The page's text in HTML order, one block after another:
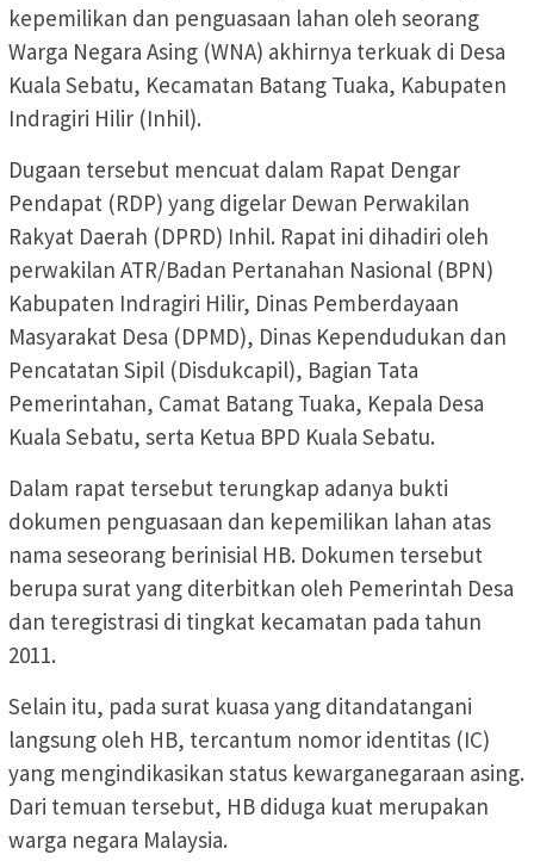
kepemilikan dan penguasaan lahan oleh seorang
Warga Negara Asing (WNA) akhirnya terkuak di Desa
Kuala Sebatu, Kecamatan Batang Tuaka, Kabupaten
Indragiri Hilir (Inhil).
Dugaan tersebut mencuat dalam Rapat Dengar
Pendapat (RDP) yang digelar Dewan Perwakilan
Rakyat Daerah (DPRD) Inhil. Rapat ini dihadiri oleh
perwakilan ATR/Badan Pertanahan Nasional (BPN)
Kabupaten Indragiri Hilir, Dinas Pemberdayaan
Masyarakat Desa (DPMD), Dinas Kependudukan dan
Pencatatan Sipil (Disdukcapil), Bagian Tata
Pemerintahan, Camat Batang Tuaka, Kepala Desa
Kuala Sebatu, serta Ketua BPD Kuala Sebatu.
Dalam rapat tersebut terungkap adanya bukti
dokumen penguasaan dan kepemilikan lahan atas
nama seseorang berinisial HB. Dokumen tersebut
berupa surat yang diterbitkan oleh Pemerintah Desa
dan teregistrasi di tingkat kecamatan pada tahun
2011.
Selain itu, pada surat kuasa yang ditandatangani
langsung oleh HB, tercantum nomor identitas (IC)
yang mengindikasikan status kewarganegaraan asing.
Dari temuan tersebut, HB diduga kuat merupakan
warga negara Malaysia.